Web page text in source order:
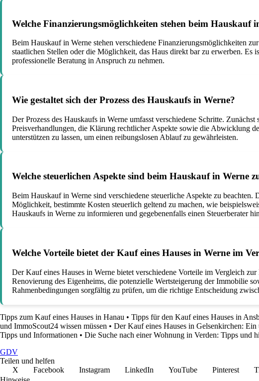
Welche Finanzierungsmöglichkeiten stehen beim Hauskauf
Beim Hauskauf in Werne stehen verschiedene Finanzierungsmöglichkeiten
staatlichen Stellen oder die Möglichkeit, das Haus direkt bar zu erwerben. Es
professionelle Beratung in Anspruch zu nehmen.
Wie gestaltet sich der Prozess des Hauskaufs in Werne?
Der Prozess des Hauskaufs in Werne umfasst verschiedene Schritte.
Preisverhandlungen, die Klärung rechtlicher Aspekte sowie die Abwicklung
unterstützen zu lassen, um einen reibungslosen Ablauf zu gewährleisten.
Welche steuerlichen Aspekte sind beim Hauskauf in Werne
Beim Hauskauf in Werne sind verschiedene steuerliche Aspekte zu
Möglichkeit, bestimmte Kosten steuerlich geltend zu machen, wie
Hauskaufs in Werne zu informieren und gegebenenfalls einen Steuerberater
Welche Vorteile bietet der Kauf eines Hauses in Werne im
Der Kauf eines Hauses in Werne bietet verschiedene Vorteile im Vergleich
Renovierung des Eigenheims, die potenzielle Wertsteigerung der Immobilie
Rahmenbedingungen sorgfältig zu prüfen, um die richtige Entscheidung
Tipps zum Kauf eines Hauses in Hanau • Tipps für den Kauf eines Hauses in
und ImmoScout24 wissen müssen • Der Kauf eines Hauses in Gelsenkirchen: Ein
Tipps und Informationen • Die Suche nach einer Wohnung in Verden: Tipps und
GDV
Teilen und helfen
X
Facebook Instagram LinkedIn YouTube Pinterest